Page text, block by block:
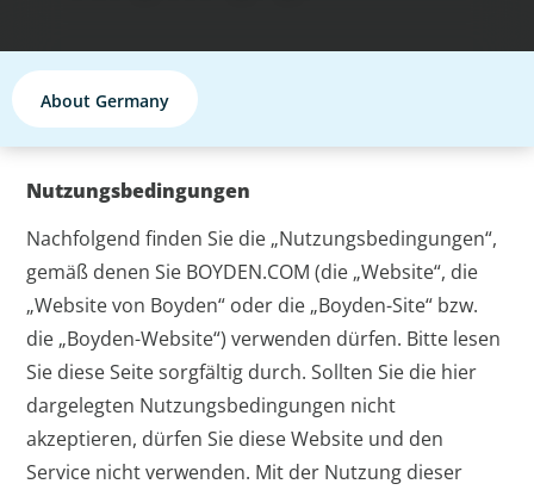
About Germany
Nutzungsbedingungen
Nachfolgend finden Sie die „Nutzungsbedingungen“,
gemäß denen Sie BOYDEN.COM (die „Website“, die
„Website von Boyden“ oder die „Boyden-Site“ bzw.
die „Boyden-Website“) verwenden dürfen. Bitte lesen
Sie diese Seite sorgfältig durch. Sollten Sie die hier
dargelegten Nutzungsbedingungen nicht
akzeptieren, dürfen Sie diese Website und den
Service nicht verwenden. Mit der Nutzung dieser